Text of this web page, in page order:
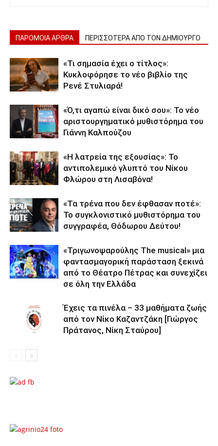
ΠΑΡΟΜΟΙΑ ΑΡΘΡΑ ΠΕΡΙΣΣΟΤΕΡΑ ΑΠΟ ΤΟΝ ΔΗΜΙΟΥΡΓΟ
«Τι σημασία έχει ο τίτλος»:
Κυκλοφόρησε το νέο βιβλίο της
Ρενέ Στυλιαρά!
«Ό,τι αγαπώ είναι δικό σου»: Το νέο
αριστουργηματικό μυθιστόρημα του
Γιάννη Καλπούζου
«Η λατρεία της εξουσίας»: Το
αντιπολεμικό γλυπτό του Νίκου
Φλώρου στη Λισαβόνα!
«Τα τρένα που δεν έφθασαν ποτέ»:
Το συγκλονιστικό μυθιστόρημα του
συγγραφέα, Θόδωρου Δεύτου!
«Τριγωνοψαρούλης The musical» μια
φαντασμαγορική παράσταση ξεκινά
από το Θέατρο Πέτρας και συνεχίζει
σε όλη την Ελλάδα
Έχεις τα πινέλα – 33 μαθήματα ζωής
από τον Νίκο Καζαντζάκη [Γιώργος
Πράτανος, Νίκη Σταύρου]